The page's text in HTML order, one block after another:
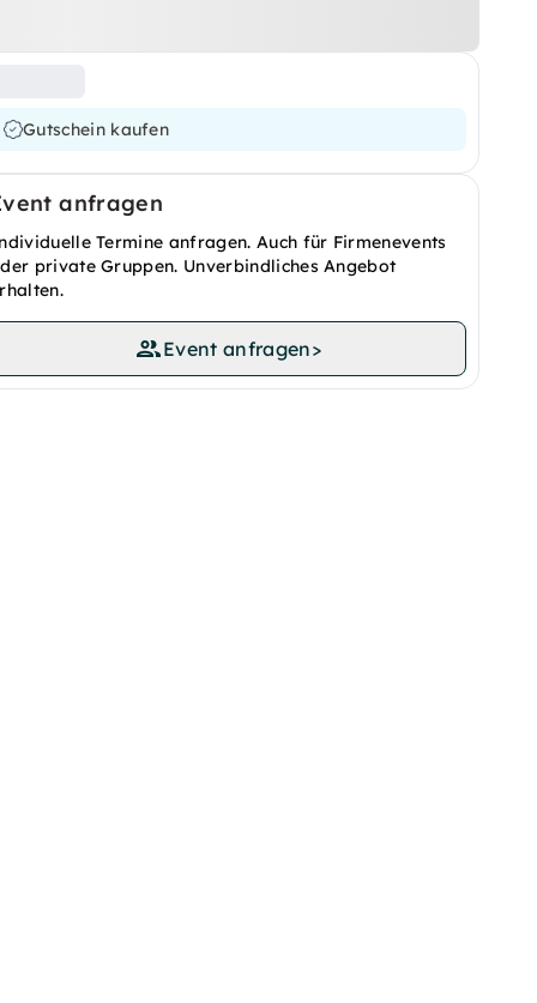
Gutschein kaufen
anfragen
Termine anfragen. Auch für Firmenevents
private Gruppen. Unverbindliches Angebot
Event anfragen>